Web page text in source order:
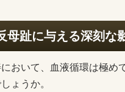
母趾に与える深刻な
おいて、血液循環は極め
ょうか。